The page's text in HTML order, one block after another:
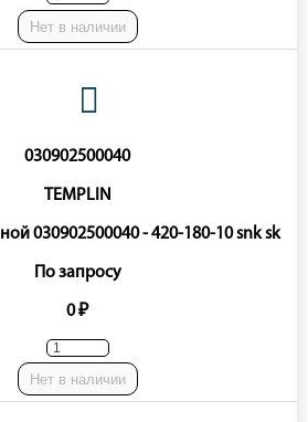
Нет в наличии
030902500040
TEMPLIN
030902500040 - 420-180-10 snk sk
По запросу
0 ₽
Нет в наличии